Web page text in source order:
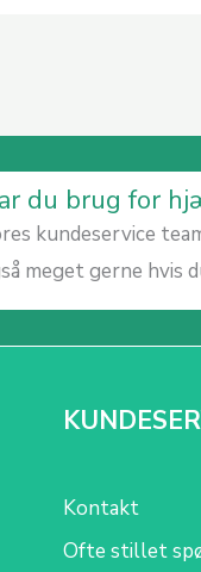
du brug for
kundeservice
meget gerne hvis
Kontakt
Ofte stillet